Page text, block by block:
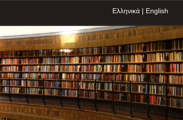
Ελληνικά | English